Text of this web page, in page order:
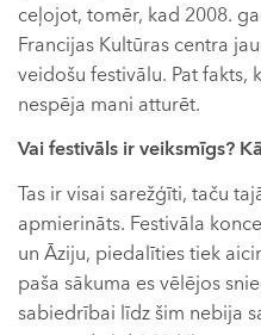
ceļojot, tomēr, kad 2008.
Francijas Kultūras centra
veidošu festivālu. Pat fakts,
nespēja mani atturēt.
Vai festivāls ir veiksmīgs?
Tas ir visai sarežģīti, taču
apmierināts. Festivāla
un Āziju, piedalīties tiek
paša sākuma es vēlējos
sabiedrībai līdz šim nebija